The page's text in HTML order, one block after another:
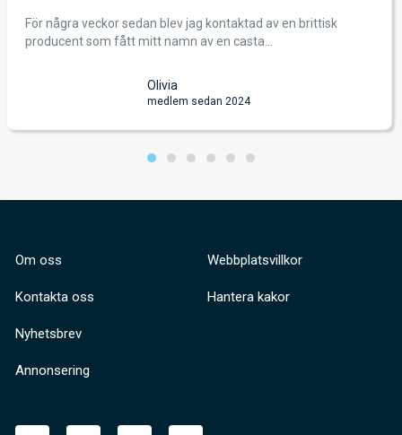
För några veckor sedan blev jag kontaktad av en brittisk
producent som fått mitt namn av en casta...
Olivia
medlem sedan 2024
Om oss
Kontakta oss
Nyhetsbrev
Annonsering
Webbplatsvillkor
Hantera kakor